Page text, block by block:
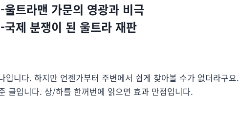
트라맨 가문의 영광과 비극
제 분쟁이 된 울트라 재판
니다. 하지만 언젠가부터 주변에서 쉽게 찾아볼 수가 없더라구요.
글입니다. 상/하를 한꺼번에 읽으면 효과 만점입니다.